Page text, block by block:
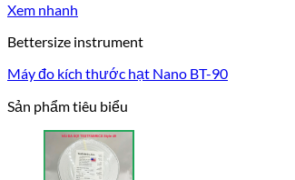
Xem nhanh
Bettersize instrument
Máy đo kích thước hạt Nano BT-90
Sản phẩm tiêu biểu